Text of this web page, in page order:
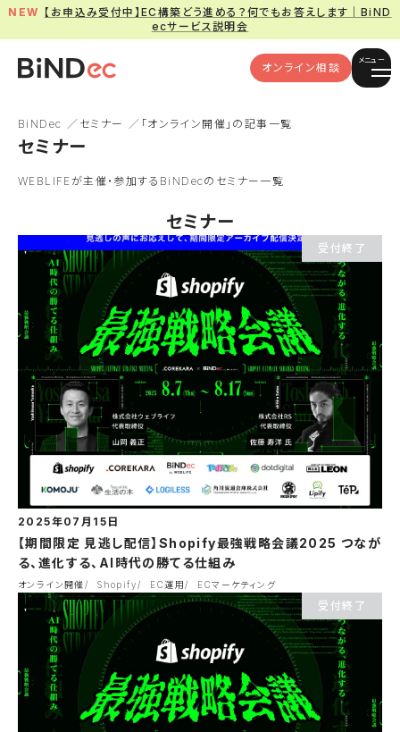
【お申込み受付中】EC構築どう進める？何でもお答えします｜BiND
ecサービス説明会
オンライン相談
メニュー
BiNDec セミナー 「オンライン開催」の記事一覧
セミナー
WEBLIFEが主催・参加するBiNDecのセミナー一覧
セミナー
受付終了
2025年07月15日
【期間限定 見逃し配信】Shopify最強戦略会議2025 つなが
る、進化する、AI時代の勝てる仕組み
オンライン開催 Shopify EC運用 ECマーケティング
受付終了